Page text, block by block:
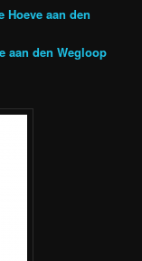
Hoeve aan den
aan den Wegloop